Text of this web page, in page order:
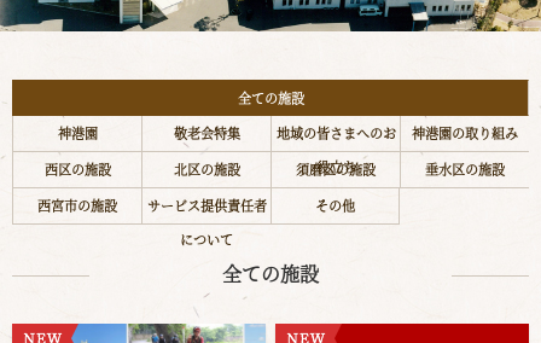
全ての施設
神港園
敬老会特集
地域の皆さまへのお
役立ち
神港園の取り組み
西区の施設
北区の施設 須磨区の施設
垂水区の施設
西宮市の施設
サービス提供責任者
について
その他
全ての施設